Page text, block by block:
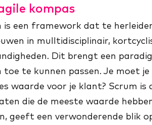
kompas
is een framework dat te
in mulltidisciplinair,
Dit brengt een
toe te kunnen passen. Je moet
waarde voor je klant? Scrum
die de meeste waarde
geeft een verwonderende blik